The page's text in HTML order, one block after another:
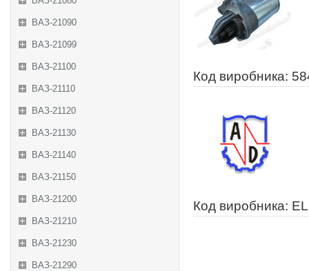
ВАЗ-21090
ВАЗ-21099
ВАЗ-21100
ВАЗ-21110
ВАЗ-21120
ВАЗ-21130
ВАЗ-21140
ВАЗ-21150
ВАЗ-21200
ВАЗ-21210
ВАЗ-21230
ВАЗ-21290
Код виробника:
Код виробника: